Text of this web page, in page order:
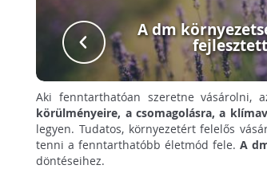
A dm
Aki fenntarthatóan szeretne vásárolni,
körülményeire, a csomagolásra, a
legyen. Tudatos, környezetért felelős
tenni a fenntarthatóbb életmód fele.A
döntéseihez.